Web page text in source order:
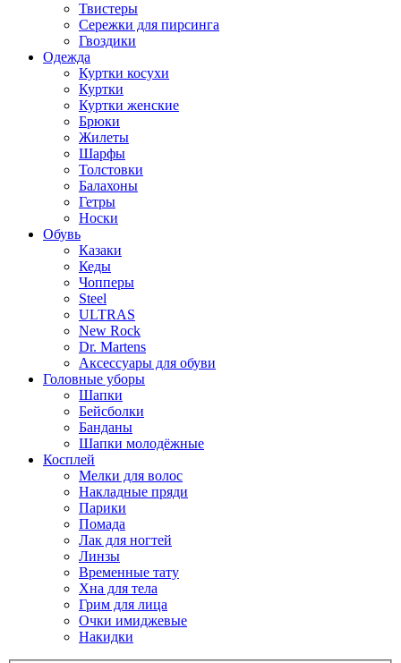
Твистеры
Сережки для пирсинга
Гвоздики
Одежда
Куртки косухи
Куртки
Куртки женские
Брюки
Жилеты
Шарфы
Толстовки
Балахоны
Гетры
Носки
Обувь
Казаки
Кеды
Чопперы
Steel
ULTRAS
New Rock
Dr. Martens
Аксессуары для обуви
Головные уборы
Шапки
Бейсболки
Банданы
Шапки молодёжные
Косплей
Мелки для волос
Накладные пряди
Парики
Помада
Лак для ногтей
Линзы
Временные тату
Хна для тела
Грим для лица
Очки имиджевые
Накидки